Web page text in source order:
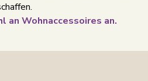
an Wohnaccessoires an.